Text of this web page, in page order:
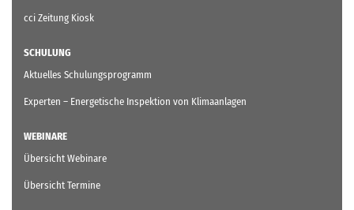
cci Zeitung Kiosk
SCHULUNG
Aktuelles Schulungsprogramm
Experten – Energetische Inspektion von Klimaanlagen
WEBINARE
Übersicht Webinare
Übersicht Termine